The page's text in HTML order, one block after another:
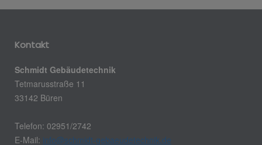
Kontakt
Schmidt Gebäudetechnik
Tetmarusstraße 11
33142 Büren
Telefon: 02951/2742
E-Mail: info@schmidt-gebaeudetechnik.de